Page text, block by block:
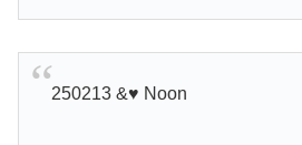
250213 &♥ Noon